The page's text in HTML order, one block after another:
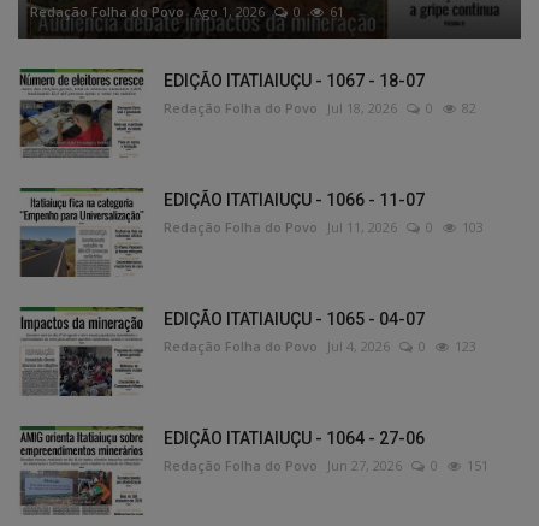
Redação Folha do Povo Ago 1, 2026 0 61
EDIÇÃO ITATIAIUÇU - 1067 - 18-07
Redação Folha do Povo Jul 18, 2026 0 82
EDIÇÃO ITATIAIUÇU - 1066 - 11-07
Redação Folha do Povo Jul 11, 2026 0 103
EDIÇÃO ITATIAIUÇU - 1065 - 04-07
Redação Folha do Povo Jul 4, 2026 0 123
EDIÇÃO ITATIAIUÇU - 1064 - 27-06
Redação Folha do Povo Jun 27, 2026 0 151